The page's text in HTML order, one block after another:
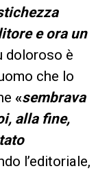
e ora un
doloroso è
che lo
«sembrava
alla fine,
l’editoriale,